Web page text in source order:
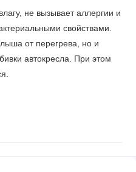
не вызывает аллергии и
свойствами.
от перегрева, но и
автокресла. При этом